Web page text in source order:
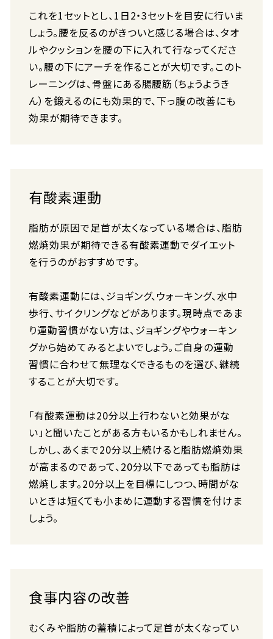
これを1セットとし、1日2・3セットを目安に行いま
しょう。腰を反るのがきついと感じる場合は、タオ
ルやクッションを腰の下に入れて行なってくださ
い。腰の下にアーチを作ることが大切です。このト
レーニングは、骨盤にある腸腰筋（ちょうようき
ん）を鍛えるのにも効果的で、下っ腹の改善にも
効果が期待できます。
有酸素運動
脂肪が原因で足首が太くなっている場合は、脂肪
燃焼効果が期待できる有酸素運動でダイエット
を行うのがおすすめです。
有酸素運動には、ジョギング、ウォーキング、水中
歩行、サイクリングなどがあります。現時点であま
り運動習慣がない方は、ジョギングやウォーキン
グから始めてみるとよいでしょう。ご自身の運動
習慣に合わせて無理なくできるものを選び、継続
することが大切です。
「有酸素運動は20分以上行わないと効果がな
い」と聞いたことがある方もいるかもしれません。
しかし、あくまで20分以上続けると脂肪燃焼効果
が高まるのであって、20分以下であっても脂肪は
燃焼します。20分以上を目標にしつつ、時間がな
いときは短くても小まめに運動する習慣を付けま
しょう。
食事内容の改善
むくみや脂肪の蓄積によって足首が太くなってい